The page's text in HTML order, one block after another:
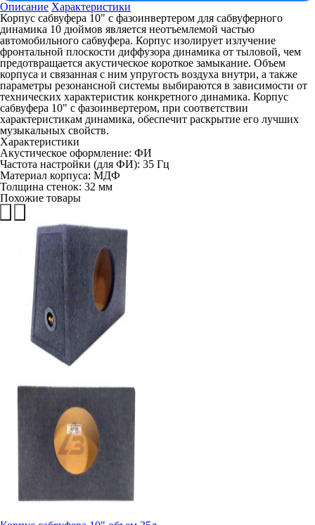
Описание Характеристики
Корпус сабвуфера 10" с фазоинвертером для сабвуферного
динамика 10 дюймов является неотъемлемой частью
автомобильного сабвуфера. Корпус изолирует излучение
фронтальной плоскости диффузора динамика от тыловой, чем
предотвращается акустическое короткое замыкание. Объем
корпуса и связанная с ним упругость воздуха внутри, а также
параметры резонансной системы выбираются в зависимости от
технических характеристик конкретного динамика. Корпус
сабвуфера 10" с фазоинвертером, при соответствии
характеристикам динамика, обеспечит раскрытие его лучших
музыкальных свойств.
Характеристики
Акустическое оформление: ФИ
Частота настройки (для ФИ): 35 Гц
Материал корпуса: МДФ
Толщина стенок: 32 мм
Похожие товары